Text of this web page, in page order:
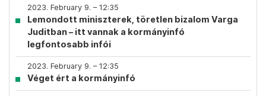
2023. February 9. – 12:35
Lemondott miniszterek, töretlen bizalom Varga
Juditban – itt vannak a kormányinfó
legfontosabb infói
2023. February 9. – 12:35
Véget ért a kormányinfó